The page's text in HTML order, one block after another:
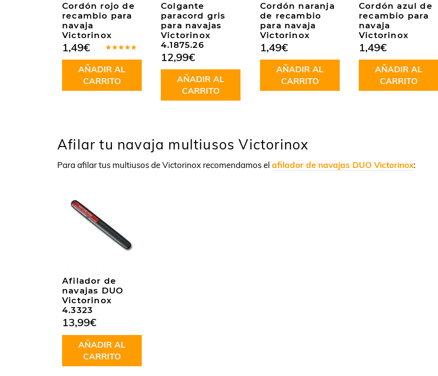
Cordón rojo de
recambio para
navaja
Victorinox
en5.00de
5
1,49€
AÑADIR AL
CARRITO
Colgante
paracord gris
para navajas
Victorinox
4.1875.26
12,99€
AÑADIR AL
CARRITO
Cordón naranja
de recambio
para navaja
Victorinox
1,49€
AÑADIR AL
CARRITO
Cordón azul de
recambio para
navaja
Victorinox
1,49€
AÑADIR AL
CARRITO
Afilar tu navaja multiusos Victorinox
Para afilar tus multiusos de Victorinox recomendamos el afilador de navajas DUO Victorinox:
Afilador de
navajas DUO
Victorinox
4.3323
13,99€
AÑADIR AL
CARRITO